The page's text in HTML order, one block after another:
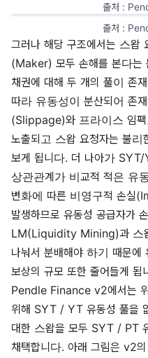
출처 :
출처 :
그러나 해당 구조에서는 스
(Maker) 모두 손해를 본다는
채권에 대해 두 개의 풀이
따라 유동성이 분산되어 존
(Slippage)와 프라이스 임
노출되고 스왑 요청자는 불리
보게 됩니다. 더 나아가
상관관계가 비교적 적은 유
변화에 따른 비영구적 손실
발생하므로 유동성 공급자가
LM(Liquidity Mining)과 스
나눠서 분배해야 하기 때문에
보상의 규모 또한 줄어들게 됩
Pendle Finance v2에서는
위해 SYT / YT 유동성 풀을
대한 스왑을 모두 SYT / PT
채택합니다. 아래 그림은